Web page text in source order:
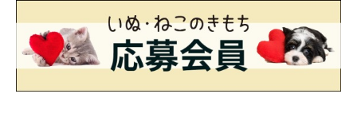
①両手で猫を持ち上げる